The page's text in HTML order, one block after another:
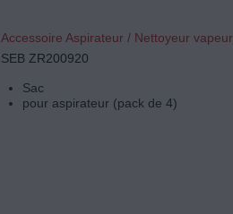
Accessoire Aspirateur / Nettoyeur vapeur
SEB ZR200920
Sac
pour aspirateur (pack de 4)